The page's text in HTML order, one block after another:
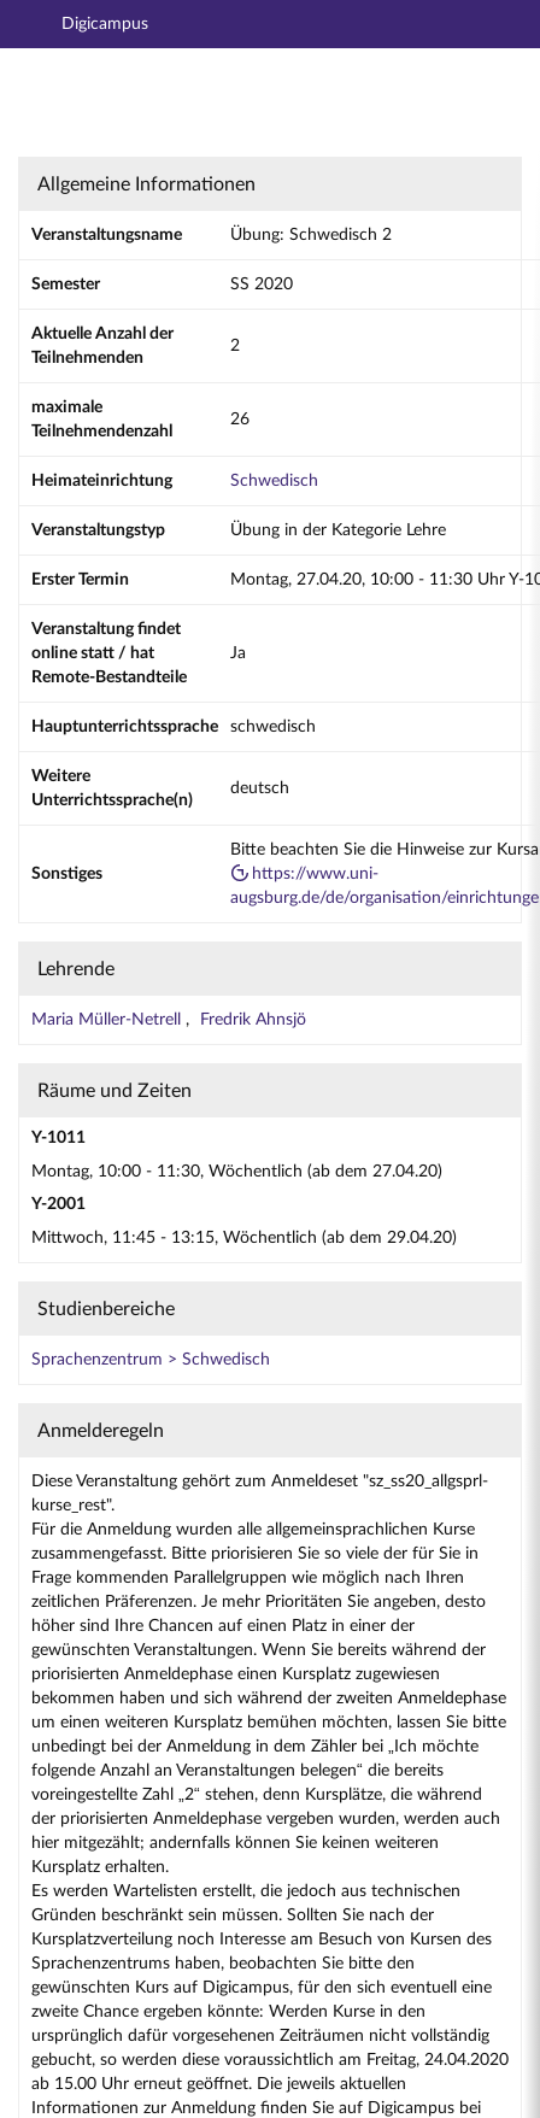
Hauptnavigation
Digicampus
Übung: Schwedisch 2 - Details
Allgemeine Informationen
Veranstaltungsname Übung: Schwedisch 2
Semester SS 2020
Aktuelle Anzahl der
Teilnehmenden
2
maximale
Teilnehmendenzahl
26
Heimateinrichtung Schwedisch
Veranstaltungstyp Übung in der Kategorie Lehre
Erster Termin Montag, 27.04.20, 10:00 - 11:30 Uhr Y-
Veranstaltung findet
online statt / hat
Remote-Bestandteile
Ja
Hauptunterrichtssprache schwedisch
Weitere
Unterrichtssprache(n)
deutsch
Sonstiges
Bitte beachten Sie die Hinweise zur
https://www.uni-
augsburg.de/de/organisation/
Lehrende
Maria Müller-Netrell Fredrik Ahnsjö
Räume und Zeiten
Y-1011
Montag, 10:00 - 11:30, Wöchentlich (ab dem 27.04.20)
Y-2001
Mittwoch, 11:45 - 13:15, Wöchentlich (ab dem 29.04.20)
Studienbereiche
Sprachenzentrum > Schwedisch
Anmelderegeln
Diese Veranstaltung gehört zum Anmeldeset "sz_ss20_allgsprl-
kurse_rest".
Für die Anmeldung wurden alle allgemeinsprachlichen Kurse
zusammengefasst. Bitte priorisieren Sie so viele der für Sie in
Frage kommenden Parallelgruppen wie möglich nach Ihren
zeitlichen Präferenzen. Je mehr Prioritäten Sie angeben, desto
höher sind Ihre Chancen auf einen Platz in einer der
gewünschten Veranstaltungen. Wenn Sie bereits während der
priorisierten Anmeldephase einen Kursplatz zugewiesen
bekommen haben und sich während der zweiten Anmeldephase
um einen weiteren Kursplatz bemühen möchten, lassen Sie bitte
unbedingt bei der Anmeldung in dem Zähler bei „Ich möchte
folgende Anzahl an Veranstaltungen belegen“ die bereits
voreingestellte Zahl „2“ stehen, denn Kursplätze, die während
der priorisierten Anmeldephase vergeben wurden, werden auch
hier mitgezählt; andernfalls können Sie keinen weiteren
Kursplatz erhalten.
Es werden Wartelisten erstellt, die jedoch aus technischen
Gründen beschränkt sein müssen. Sollten Sie nach der
Kursplatzverteilung noch Interesse am Besuch von Kursen des
Sprachenzentrums haben, beobachten Sie bitte den
gewünschten Kurs auf Digicampus, für den sich eventuell eine
zweite Chance ergeben könnte: Werden Kurse in den
ursprünglich dafür vorgesehenen Zeiträumen nicht vollständig
gebucht, so werden diese voraussichtlich am Freitag, 24.04.2020
ab 15.00 Uhr erneut geöffnet. Die jeweils aktuellen
Informationen zur Anmeldung finden Sie auf Digicampus bei